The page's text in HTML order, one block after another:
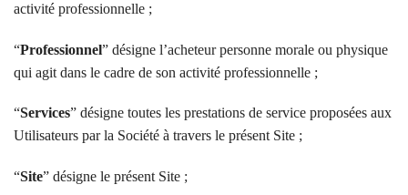
activité professionnelle ;
“Professionnel” désigne l’acheteur personne morale ou physique
qui agit dans le cadre de son activité professionnelle ;
“Services” désigne toutes les prestations de service proposées aux
Utilisateurs par la Société à travers le présent Site ;
“Site” désigne le présent Site ;